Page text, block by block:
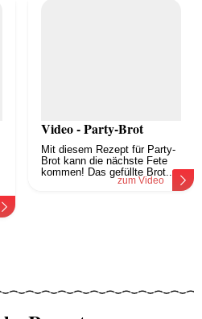
Video - Party-Brot
Mit diesem Rezept für Party-
Brot kann die nächste Fete
kommen! Das gefüllte Brot...
zum Video